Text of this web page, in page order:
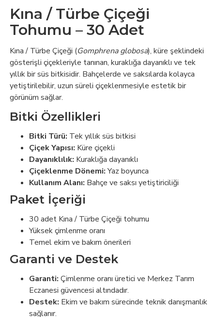
Kına / Türbe Çiçeği
Tohumu – 30 Adet
Kına / Türbe Çiçeği (Gomphrena globosa), küre şeklindeki
gösterişli çiçekleriyle tanınan, kuraklığa dayanıklı ve tek
yıllık bir süs bitkisidir. Bahçelerde ve saksılarda kolayca
yetiştirilebilir, uzun süreli çiçeklenmesiyle estetik bir
görünüm sağlar.
Bitki Özellikleri
Bitki Türü: Tek yıllık süs bitkisi
Çiçek Yapısı: Küre çiçekli
Dayanıklılık: Kuraklığa dayanıklı
Çiçeklenme Dönemi:Yaz boyunca
Kullanım Alanı: Bahçe ve saksı yetiştiriciliği
Paket İçeriği
30 adet Kına / Türbe Çiçeği tohumu
Yüksek çimlenme oranı
Temel ekim ve bakım önerileri
Garanti ve Destek
Garanti: Çimlenme oranı üretici ve Merkez Tarım
Eczanesi güvencesi altındadır.
Destek: Ekim ve bakım sürecinde teknik danışmanlık
sağlanır.